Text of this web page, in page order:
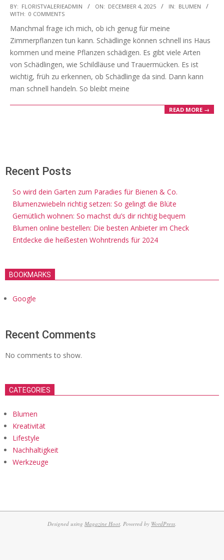
2025-
12-
04
BY: FLORISTVALERIEADMIN ON: DECEMBER 4, 2025 IN: BLUMEN
WITH: 0 COMMENTS
Manchmal frage ich mich, ob ich genug für meine
Zimmerpflanzen tun kann. Schädlinge können schnell ins Haus
kommen und meine Pflanzen schädigen. Es gibt viele Arten
von Schädlingen, wie Schildläuse und Trauermücken. Es ist
wichtig, früh zu erkennen, ob Schädlinge da sind. Dann kann
man schnell handeln. So bleibt meine
READ MORE →
Recent Posts
So wird dein Garten zum Paradies für Bienen & Co.
Blumenzwiebeln richtig setzen: So gelingt die Blüte
Gemütlich wohnen: So machst du’s dir richtig bequem
Blumen online bestellen: Die besten Anbieter im Check
Entdecke die heißesten Wohntrends für 2024
BOOKMARKS
Google
Recent Comments
No comments to show.
CATEGORIES
Blumen
Kreativität
Lifestyle
Nachhaltigkeit
Werkzeuge
Designed using Magazine Hoot. Powered by WordPress.